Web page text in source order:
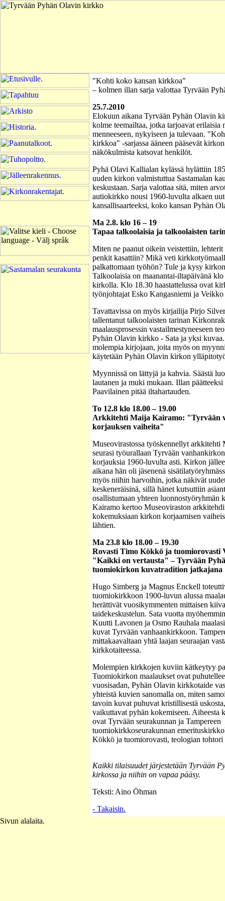
"Kohti koko kansan kirkkoa"
– kolmen illan sarja valottaa Tyrvään
25.7.2010
Elokuun aikana Tyrvään Pyhän Olavin
kolme teemailtaa, jotka tarjoavat
menneeseen, nykyiseen ja tulevaan.
kirkkoa" -sarjassa ääneen pääsevät
näkökulmista katsovat henkilöt.
Pyhä Olavi Kallialan kylässä hylättiin
uuden kirkon valmistuttua Sastamalan
keskustaan. Sarja valottaa sitä, miten
autiokirkko nousi 1960-luvulta alkaen
kansallisaarteeksi, koko kansan Pyhän
Ma 2.8. klo 16 – 19
Tapaa talkoolaisia ja talkoolaisten
Miten ne paanut oikein veistettiin,
penkit kasattiin? Mikä veti
palkattomaan työhön? Tule ja kysy
Talkoolaisia on maanantai-iltapäivänä
kirkolla. Klo 18.30 haastattelussa ovat
työnjohtajat Esko Kangasniemi ja
Tavattavissa on myös kirjailija Pirjo
tallentanut talkoolaisten tarinan
maalausprosessin vastailmestyneeseen
Pyhän Olavin kirkko - Sata ja yksi
molempia kirjojaan, joita myös on
käytetään Pyhän Olavin kirkon
Myynnissä on lättyjä ja kahvia. Säästä
lautanen ja muki mukaan. Illan
Paavilainen pitää iltahartauden.
To 12.8 klo 18.00 – 19.00
Arkkitehti Maija Kairamo: "Tyrvään
korjauksen vaiheita"
Museovirastossa työskennellyt arkkitehti
seurasi työurallaan Tyrvään
korjauksia 1960-luvulta asti. Kirkon
aikana hän oli jäsenenä
myös niihin harvoihin, jotka näkivät
keskeneräisinä, sillä hänet kutsuttiin
osallistumaan yhteen luonnostyöryhmän
Kairamo kertoo Museoviraston
kokemuksiaan kirkon korjaamisen
lähtien.
Ma 23.8 klo 18.00 – 19.30
Rovasti Timo Kökkö ja tuomiorovasti
"Kaikki on vertausta" – Tyrvään
tuomiokirkon kuvatradition jatkajana
Hugo Simberg ja Magnus Enckell
tuomiokirkkoon 1900-luvun alussa
herättivät vuosikymmenten mittaisen
taidekeskustelun. Sata vuotta
Kuutti Lavonen ja Osmo Rauhala
kuvat Tyrvään vanhaankirkkoon.
mittakaavaltaan yhtä laajan seuraajan
kirkkotaiteessa.
Molempien kirkkojen kuviin kätkeytyy
Tuomiokirkon maalaukset ovat
vuosisadan, Pyhän Olavin kirkkotaide
yhteistä kuvien sanomalla on, miten
tavoin kuvat puhuvat kristillisestä
vaikuttavat pyhän kokemiseen. Aiheesta
ovat Tyrvään seurakunnan ja Tampereen
tuomiokirkkoseurakunnan
Kökkö ja tuomiorovasti, teologian
Kaikki tilaisuudet järjestetään Tyrvään
kirkossa ja niihin on vapaa pääsy.
Teksti: Aino Öhman
- Takaisin.